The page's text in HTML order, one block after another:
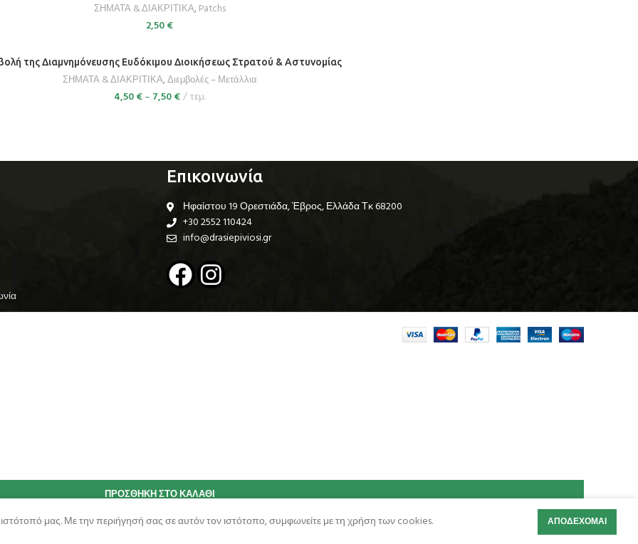
ΣΗΜΑΤΑ & ΔΙΑΚΡΙΤΙΚΑ,Patchs
2,50€
ΕΠΙΛΟΓΉ
της Διαμνημόνευσης Ευδόκιμου Διοικήσεως Στρατού & Αστυνομίας
ΣΗΜΑΤΑ & ΔΙΑΚΡΙΤΙΚΑ,Διεμβολές – Μετάλλια
4,50€– 7,50€ τεμ.
Επικοινωνία
Ηφαίστου 19 Ορεστιάδα, Έβρος, Ελλάδα Τκ 68200
+30 2552 110424
info@drasiepiviosi.gr
μας. Με την περιήγησή σας σε αυτόν τον ιστότοπο, συμφωνείτε με τη χρήση των cookies. ΑΠΟΔΈΧΟΜΑΙ
ΠΡΟΣΘΉΚΗ ΣΤΟ ΚΑΛΆΘΙ